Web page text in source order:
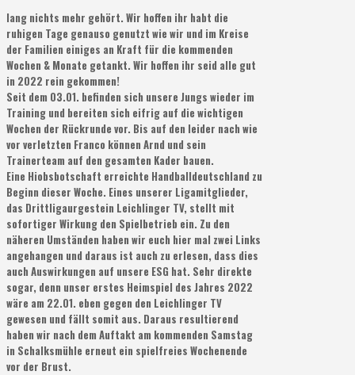
lang nichts mehr gehört. Wir hoffen ihr habt die
ruhigen Tage genauso genutzt wie wir und im Kreise
der Familien einiges an Kraft für die kommenden
Wochen & Monate getankt. Wir hoffen ihr seid alle gut
in 2022 rein gekommen!
Seit dem 03.01. befinden sich unsere Jungs wieder im
Training und bereiten sich eifrig auf die wichtigen
Wochen der Rückrunde vor. Bis auf den leider nach wie
vor verletzten Franco können Arnd und sein
Trainerteam auf den gesamten Kader bauen.
Eine Hiobsbotschaft erreichte Handballdeutschland zu
Beginn dieser Woche. Eines unserer Ligamitglieder,
das Drittligaurgestein Leichlinger TV, stellt mit
sofortiger Wirkung den Spielbetrieb ein. Zu den
näheren Umständen haben wir euch hier mal zwei Links
angehangen und daraus ist auch zu erlesen, dass dies
auch Auswirkungen auf unsere ESG hat. Sehr direkte
sogar, denn unser erstes Heimspiel des Jahres 2022
wäre am 22.01. eben gegen den Leichlinger TV
gewesen und fällt somit aus. Daraus resultierend
haben wir nach dem Auftakt am kommenden Samstag
in Schalksmühle erneut ein spielfreies Wochenende
vor der Brust.